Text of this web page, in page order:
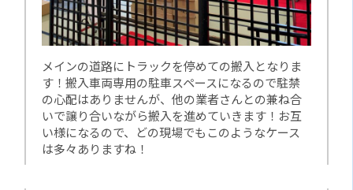
メインの道路にトラックを停めての搬入となりま
す！搬入車両専用の駐車スペースになるので駐禁
の心配はありませんが、他の業者さんとの兼ね合
いで譲り合いながら搬入を進めていきます！お互
い様になるので、どの現場でもこのようなケース
は多々ありますね！